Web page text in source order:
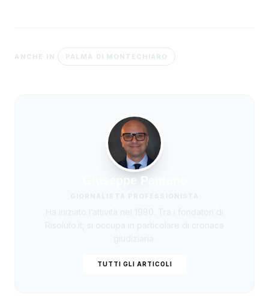
ANCHE IN PALMA DI MONTECHIARO
Giuseppe Pantano
TUTTI GLI ARTICOLI